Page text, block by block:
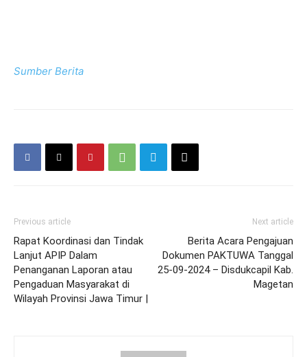
Sumber Berita
Previous article
Rapat Koordinasi dan Tindak
Lanjut APIP Dalam
Penanganan Laporan atau
Pengaduan Masyarakat di
Wilayah Provinsi Jawa Timur |
Next article
Berita Acara Pengajuan
Dokumen PAKTUWA Tanggal
25-09-2024 – Disdukcapil Kab.
Magetan